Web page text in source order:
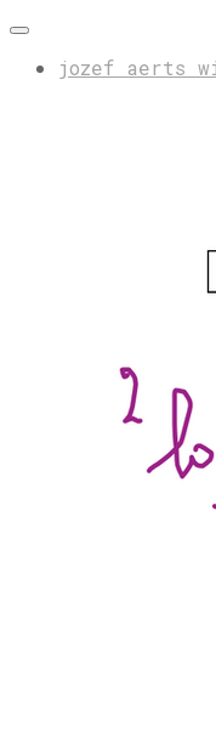
jozef aerts